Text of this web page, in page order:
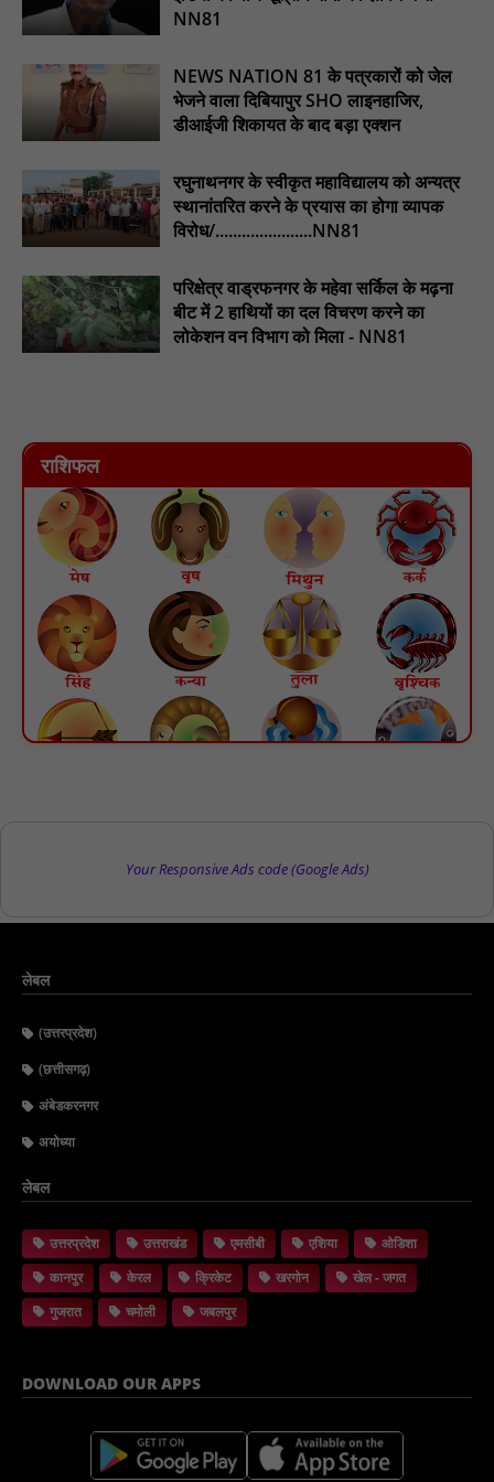
टिमरनी नगर व आसपास के ग्रामीण क्षेत्रों के स्कूल वाहन चालकों ने
मस्तूरी जनपद पंचायत में 131 सरपंचों का प्रशिक्षण संपन्न, वीबी-जी राम-जी
अभियान के बदलावों और तकनीकी प्रबंधन की दी गई विस्तृत जानकारी :
NN81
NN81
NEWS NATION 81 के पत्रकारों को जेल
भेजने वाला दिबियापुर SHO लाइनहाजिर,
डीआईजी शिकायत के बाद बड़ा एक्शन
रघुनाथनगर के स्वीकृत महाविद्यालय को अन्यत्र
स्थानांतरित करने के प्रयास का होगा व्यापक
विरोध/......................NN81
परिक्षेत्र वाड्रफनगर के महेवा सर्किल के मढ़ना
बीट में 2 हाथियों का दल विचरण करने का
लोकेशन वन विभाग को मिला - NN81
राशिफल
Your Responsive Ads code (Google Ads)
लेबल
(उत्तरप्रदेश)
(छत्तीसगढ़)
अंबेडकरनगर
अयोध्या
लेबल
उत्तरप्रदेश उत्तराखंड एमसीबी एशिया
ओडिशा
कानपुर
केरल क्रिकेट खरगोन
खेल - जगत
गुजरात
चमोली जबलपुर
DOWNLOAD OUR APPS